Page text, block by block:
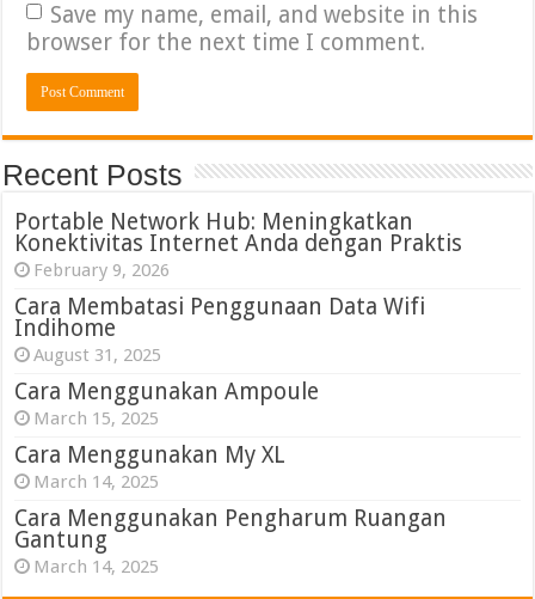
Save my name, email, and website in this
browser for the next time I comment.
Recent Posts
Portable Network Hub: Meningkatkan
Konektivitas Internet Anda dengan Praktis
February 9, 2026
Cara Membatasi Penggunaan Data Wifi
Indihome
August 31, 2025
Cara Menggunakan Ampoule
March 15, 2025
Cara Menggunakan My XL
March 14, 2025
Cara Menggunakan Pengharum Ruangan
Gantung
March 14, 2025